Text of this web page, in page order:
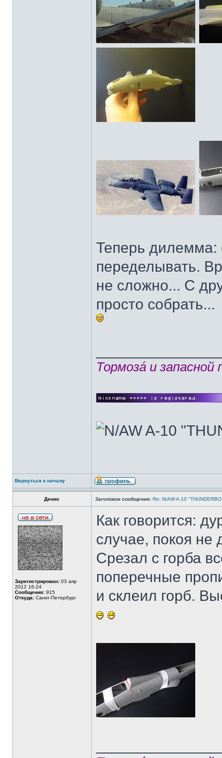
Теперь дилемма:
переделывать.
не сложно... С
просто собрать...
Тормозá и
Вернуться к началу
Денис Заголовок сообщения: Re: N/AW A-10
Зарегистрирован: 03 апр
2012 16:24
Сообщения: 915
Откуда: Санкт-Петербург
Как говорится:
случае, покоя не
Срезал с горба
поперечные
и склеил горб.